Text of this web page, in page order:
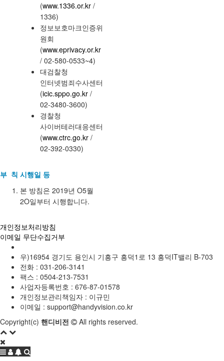
(www.1336.or.kr /
1336)
정보보호마크인증위
원회
(www.eprivacy.or.kr
/ 02-580-0533~4)
대검찰청
인터넷범죄수사센터
(icic.sppo.go.kr /
02-3480-3600)
경찰청
사이버테러대응센터
(www.ctrc.go.kr /
02-392-0330)
부 칙 시행일 등
본 방침은 2019년 O5월
2O일부터 시행합니다.
개인정보처리방침
이메일 무단수집거부
우)16954 경기도 용인시 기흥구 흥덕1로 13 흥덕IT밸리 B-703
전화 : 031-206-3141
팩스 : 0504-213-7531
사업자등록번호 : 676-87-01578
개인정보관리책임자 : 이규민
이메일 : support@handyvision.co.kr
Copyright(c) 핸디비전 All rights reserved.